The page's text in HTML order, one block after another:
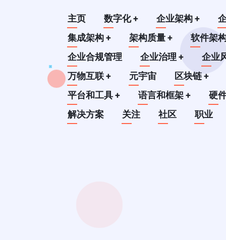
Main
navigation
主页 数字化+ 企业架构+
集成架构+ 架构质量+
软件架
企业合规管理
企业治理+
企业
万物互联+ 元宇宙 区块链+
平台和工具+ 语言和框架+
硬
解决方案
关注 社区 职业